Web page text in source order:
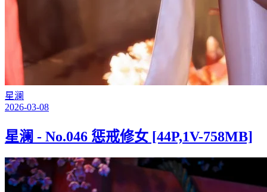
星澜
2026-03-08
星澜 - No.046 惩戒修女 [44P,1V-758MB]